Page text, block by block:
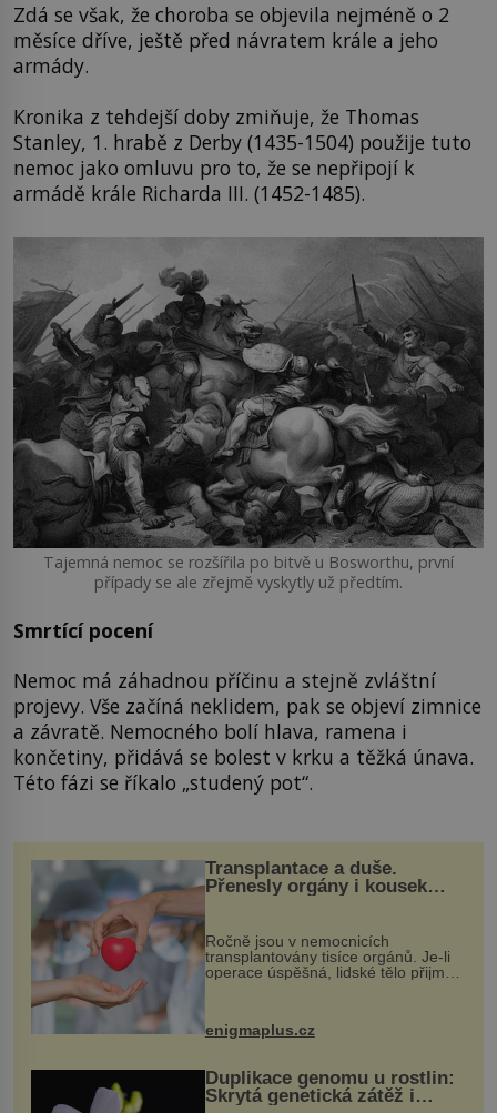
Zdá se však, že choroba se objevila nejméně o 2
měsíce dříve, ještě před návratem krále a jeho
armády.
Kronika z tehdejší doby zmiňuje, že Thomas
Stanley, 1. hrabě z Derby (1435-1504) použije tuto
nemoc jako omluvu pro to, že se nepřipojí k
armádě krále Richarda III. (1452-1485).
Tajemná nemoc se rozšířila po bitvě u Bosworthu, první
případy se ale zřejmě vyskytly už předtím.
Smrtící pocení
Nemoc má záhadnou příčinu a stejně zvláštní
projevy. Vše začíná neklidem, pak se objeví zimnice
a závratě. Nemocného bolí hlava, ramena i
končetiny, přidává se bolest v krku a těžká únava.
Této fázi se říkalo „studený pot“.
Transplantace a duše.
Přenesly orgány i kousek
Ročně jsou v nemocnicích
transplantovány tisíce orgánů. Je-li
operace úspěšná, lidské tělo přijme
enigmaplus.cz
Duplikace genomu u rostlin:
Skrytá genetická zátěž i